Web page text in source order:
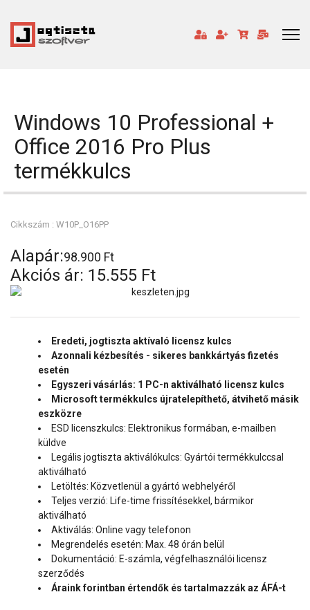
Windows 10 Professional +
Office 2016 Pro Plus
termékkulcs
Cikkszám : W10P_O16PP
Alapár:98.900 Ft
Akciós ár: 15.555 Ft
Eredeti, jogtiszta aktívaló licensz kulcs
Azonnali kézbesítés - sikeres bankkártyás fizetés
esetén
Egyszeri vásárlás: 1 PC-n aktiválható licensz kulcs
Microsoft termékkulcs újratelepíthető, átvihető másik
eszközre
ESD licenszkulcs: Elektronikus formában, e-mailben
küldve
Legális jogtiszta aktiválókulcs: Gyártói termékkulccsal
aktiválható
Letöltés: Közvetlenül a gyártó webhelyéről
Teljes verzió: Life-time frissítésekkel, bármikor
aktiválható
Aktiválás: Online vagy telefonon
Megrendelés esetén: Max. 48 órán belül
Dokumentáció: E-számla, végfelhasználói licensz
szerződés
Áraink forintban értendők és tartalmazzák az ÁFÁ-t